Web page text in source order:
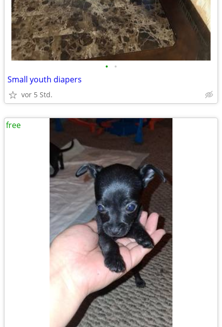
• •
Small youth diapers
vor 5 Std.
free